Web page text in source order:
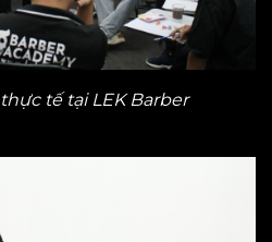
tế tại LEK Barber